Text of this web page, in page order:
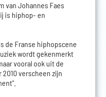
van Johannes Faes
is hiphop- en
de Franse hiphopscene
wordt gekenmerkt
vooral ook uit de
verscheen zijn